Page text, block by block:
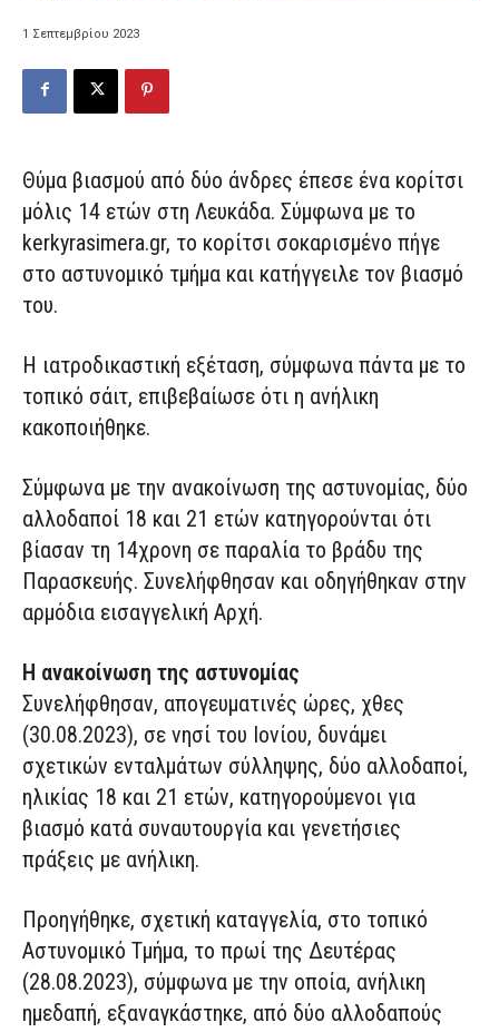
1 Σεπτεμβρίου 2023
Θύμα βιασμού από δύο άνδρες έπεσε ένα κορίτσι
μόλις 14 ετών στη Λευκάδα. Σύμφωνα με το
kerkyrasimera.gr, το κορίτσι σοκαρισμένο πήγε
στο αστυνομικό τμήμα και κατήγγειλε τον βιασμό
του.
Η ιατροδικαστική εξέταση, σύμφωνα πάντα με το
τοπικό σάιτ, επιβεβαίωσε ότι η ανήλικη
κακοποιήθηκε.
Σύμφωνα με την ανακοίνωση της αστυνομίας, δύο
αλλοδαποί 18 και 21 ετών κατηγορούνται ότι
βίασαν τη 14χρονη σε παραλία το βράδυ της
Παρασκευής. Συνελήφθησαν και οδηγήθηκαν στην
αρμόδια εισαγγελική Αρχή.
Η ανακοίνωση της αστυνομίας
Συνελήφθησαν, απογευματινές ώρες, χθες
(30.08.2023), σε νησί του Ιονίου, δυνάμει
σχετικών ενταλμάτων σύλληψης, δύο αλλοδαποί,
ηλικίας 18 και 21 ετών, κατηγορούμενοι για
βιασμό κατά συναυτουργία και γενετήσιες
πράξεις με ανήλικη.
Προηγήθηκε, σχετική καταγγελία, στο τοπικό
Αστυνομικό Τμήμα, το πρωί της Δευτέρας
(28.08.2023), σύμφωνα με την οποία, ανήλικη
ημεδαπή, εξαναγκάστηκε, από δύο αλλοδαπούς